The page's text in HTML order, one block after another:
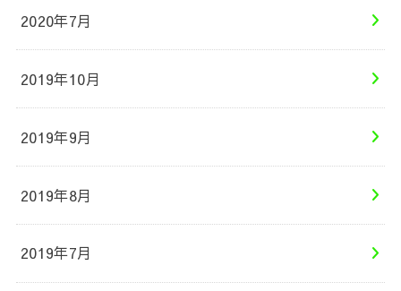
2020年7月
2019年10月
2019年9月
2019年8月
2019年7月